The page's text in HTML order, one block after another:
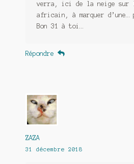
verra, ici de la neige sur
africain, à marquer d’une…
Bon 31 à toi…
Répondre
ZAZA
31 décembre 2018